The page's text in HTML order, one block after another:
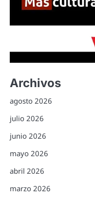
Archivos
agosto 2026
julio 2026
junio 2026
mayo 2026
abril 2026
marzo 2026